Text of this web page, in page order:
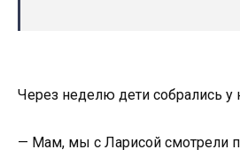
Через неделю дети собрались у
— Мам, мы с Ларисой смотрели